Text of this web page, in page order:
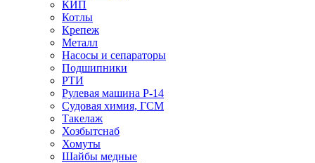
КИП
Котлы
Крепеж
Металл
Насосы и сепараторы
Подшипники
РТИ
Рулевая машина Р-14
Судовая химия, ГСМ
Такелаж
Хозбытснаб
Хомуты
Шайбы медные